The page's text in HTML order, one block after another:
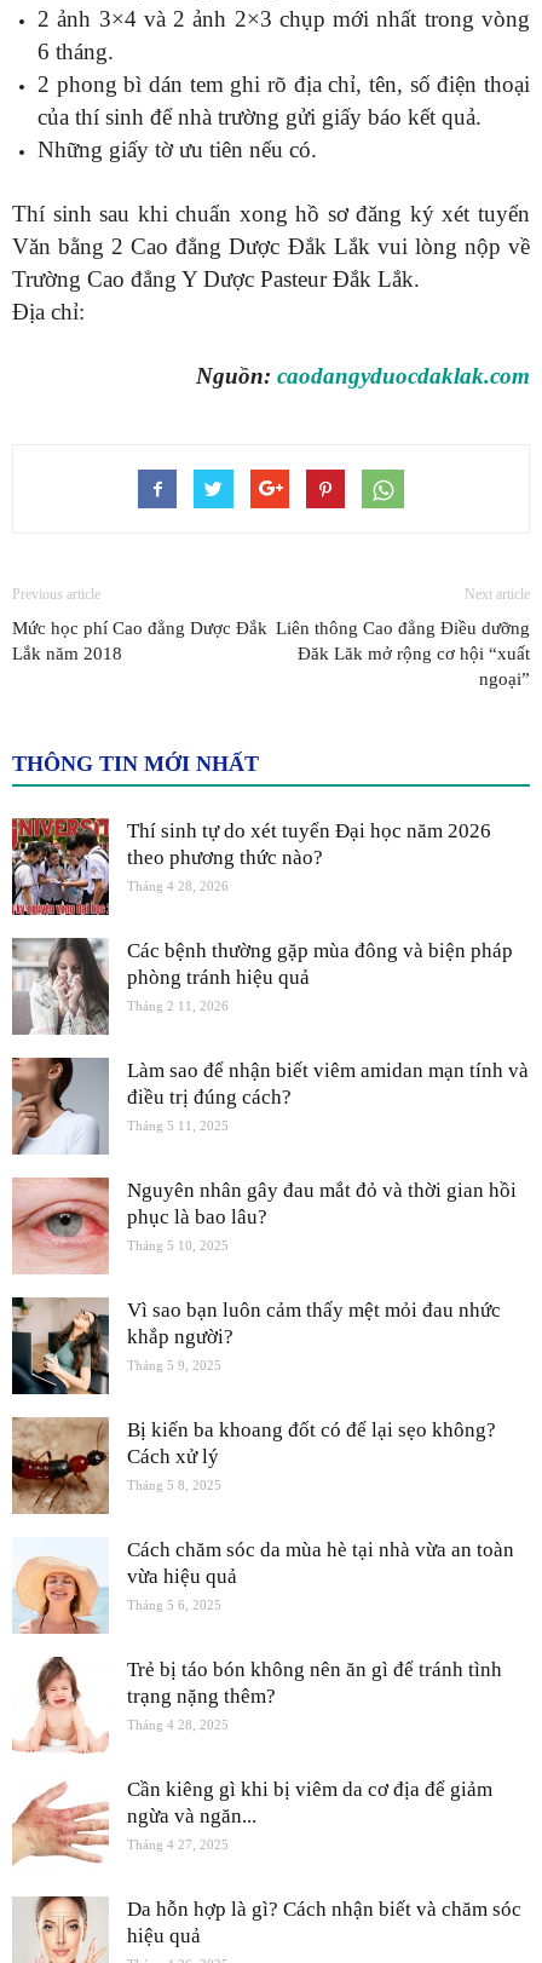
2 ảnh 3×4 và 2 ảnh 2×3 chụp mới nhất trong vòng
6 tháng.
2 phong bì dán tem ghi rõ địa chỉ, tên, số điện thoại
của thí sinh để nhà trường gửi giấy báo kết quả.
Những giấy tờ ưu tiên nếu có.
Thí sinh sau khi chuẩn xong hồ sơ đăng ký xét tuyển
Văn bằng 2 Cao đẳng Dược Đắk Lắk vui lòng nộp về
Trường Cao đẳng Y Dược Pasteur Đắk Lắk.
Địa chỉ:
Nguồn: caodangyduocdaklak.com
Previous article
Mức học phí Cao đẳng Dược Đắk
Lắk năm 2018
Next article
Liên thông Cao đẳng Điều dưỡng
Đăk Lăk mở rộng cơ hội “xuất
ngoại”
THÔNG TIN MỚI NHẤT
Thí sinh tự do xét tuyển Đại học năm 2026
theo phương thức nào?
Tháng 4 28, 2026
Các bệnh thường gặp mùa đông và biện pháp
phòng tránh hiệu quả
Tháng 2 11, 2026
Làm sao để nhận biết viêm amidan mạn tính và
điều trị đúng cách?
Tháng 5 11, 2025
Nguyên nhân gây đau mắt đỏ và thời gian hồi
phục là bao lâu?
Tháng 5 10, 2025
Vì sao bạn luôn cảm thấy mệt mỏi đau nhức
khắp người?
Tháng 5 9, 2025
Bị kiến ba khoang đốt có để lại sẹo không?
Cách xử lý
Tháng 5 8, 2025
Cách chăm sóc da mùa hè tại nhà vừa an toàn
vừa hiệu quả
Tháng 5 6, 2025
Trẻ bị táo bón không nên ăn gì để tránh tình
trạng nặng thêm?
Tháng 4 28, 2025
Cần kiêng gì khi bị viêm da cơ địa để giảm
ngừa và ngăn...
Tháng 4 27, 2025
Da hỗn hợp là gì? Cách nhận biết và chăm sóc
hiệu quả